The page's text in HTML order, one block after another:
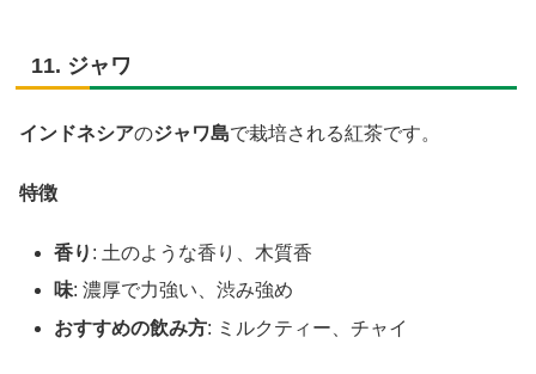
11. ジャワ
インドネシアのジャワ島で栽培される紅茶です。
特徴
香り : 土のような香り、木質香
味: 濃厚で力強い、渋み強め
おすすめの飲み方: ミルクティー、チャイ